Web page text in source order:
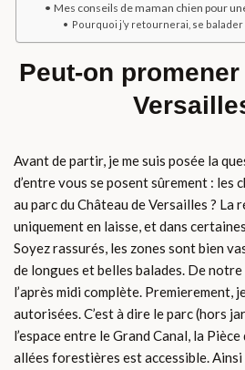
Mes conseils de maman chien pour
Pourquoi j’y retournerai, se
Peut-on
Avant de partir, je me suis posée la
d’entre vous se posent sûrement : les
au parc du Château de Versailles ? La
uniquement en laisse, et dans
Soyez rassurés, les zones sont bien
de longues et belles balades. De
l’après midi complète. Premierement,
autorisées. C’est à dire le parc (hors
l’espace entre le Grand Canal, la Pièce
allées forestières est accessible. Ainsi